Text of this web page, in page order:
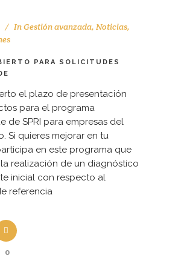
InGestión avanzada, Noticias,
PARA SOLICITUDES
el plazo de presentación
para el programa
de SPRI para empresas del
Si quieres mejorar en tu
en este programa que
realización de un diagnóstico
inicial con respecto al
referencia
0